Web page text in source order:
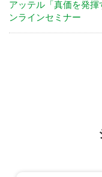
アッテル「真価を発
ンラインセミナー